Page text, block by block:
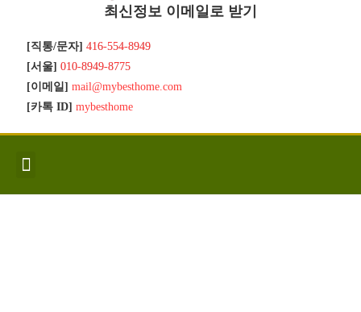
최신정보 이메일로 받기
[직통/문자] 416-554-8949
[서울] 010-8949-8775
[이메일] mail@mybesthome.com
[카톡 ID] mybesthome